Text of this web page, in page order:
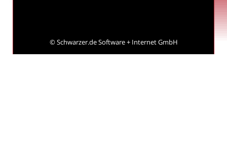
©Schwarzer.de Software + Internet GmbH